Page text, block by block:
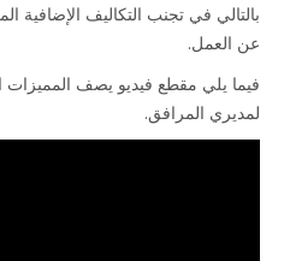
بالتالي في تجنب التكاليف الإضافية
عن العمل.
لمديري المرافق.